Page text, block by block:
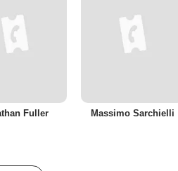
Fuller Massimo Sarchielli